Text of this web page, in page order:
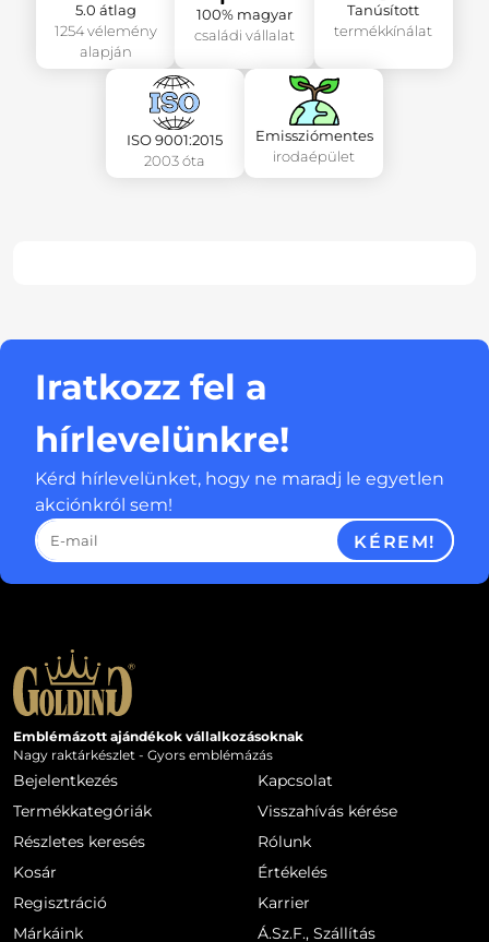
5.0 átlag
1254 vélemény
alapján
100% magyar
családi vállalat
Tanúsított
termékkínálat
ISO 9001:2015
2003 óta
Emissziómentes
irodaépület
Iratkozz fel a
hírlevelünkre!
Kérd hírlevelünket, hogy ne maradj le egyetlen
akciónkról sem!
KÉREM!
Emblémázott ajándékok vállalkozásoknak
Nagy raktárkészlet - Gyors emblémázás
Bejelentkezés
Termékkategóriák
Részletes keresés
Kosár
Regisztráció
Kapcsolat
Visszahívás kérése
Rólunk
Értékelés
Karrier
Márkáink
Á.Sz.F., Szállítás